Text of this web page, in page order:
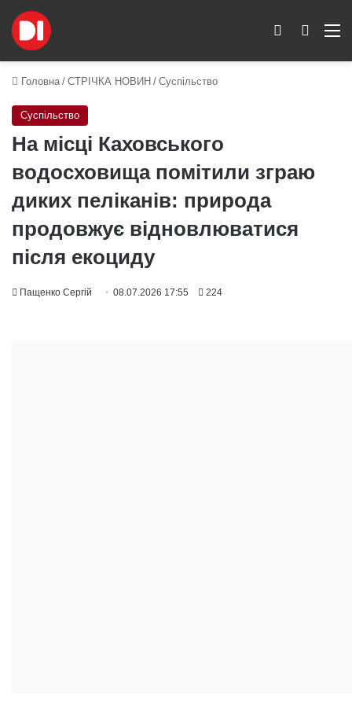
Пошук
Switch skin
Головна / СТРІЧКА НОВИН / Суспільство
Суспільство
На місці Каховського
водосховища помітили зграю
диких пеліканів: природа
продовжує відновлюватися
після екоциду
Пащенко Сергій 08.07.2026 17:55 224